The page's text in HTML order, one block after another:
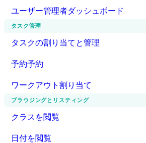
ユーザー管理者ダッシュボード
タスク管理
タスクの割り当てと管理
予約予約
ワークアウト割り当て
ブラウジングとリスティング
クラスを閲覧
日付を閲覧